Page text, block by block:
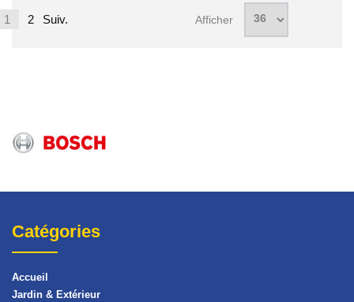
1 2 Suiv. Afficher
Catégories
Accueil
Jardin & Extérieur